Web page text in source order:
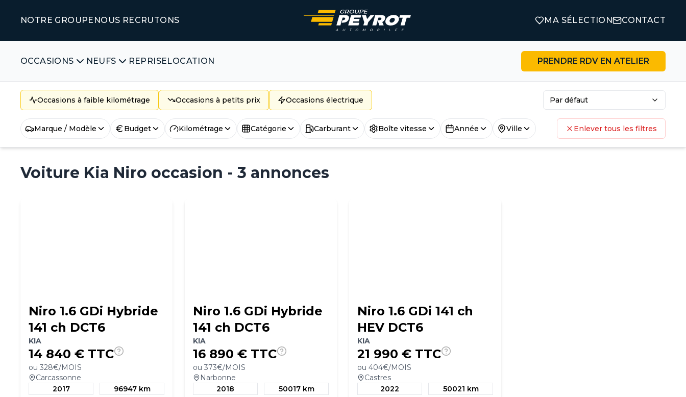
NOTRE GROUPE NOUS RECRUTONS MA SÉLECTION CONTACT
OCCASIONS NEUFS REPRISELOCATION PRENDRE RDV EN ATELIER
Occasions à faible kilométrage Occasions à petits prix Occasions électrique Par défaut
Marque / Modèle Budget Kilométrage Catégorie Carburant Boîte vitesse Année Ville Enlever tous les filtres
Voiture Kia Niro occasion - 3 annonces
Niro 1.6 GDi Hybride
141 ch DCT6
KIA
14 840 € TTC
ou 328€/MOIS
Carcassonne
2017
96947 km
Niro 1.6 GDi Hybride
141 ch DCT6
KIA
16 890 € TTC
ou 373€/MOIS
Narbonne
2018
50017 km
Niro 1.6 GDi 141 ch
HEV DCT6
KIA
21 990 € TTC
ou 404€/MOIS
Castres
2022
50021 km